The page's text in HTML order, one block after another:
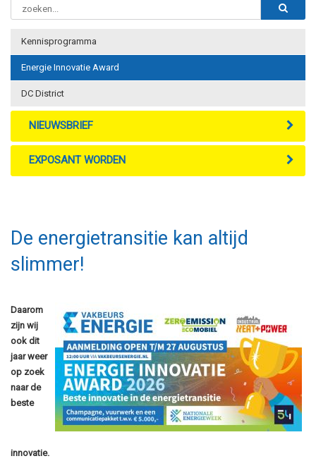
Kennisprogramma
Energie Innovatie Award
DC District
NIEUWSBRIEF
EXPOSANT WORDEN
De energietransitie kan altijd
slimmer!
Daarom
zijn wij
ook dit
jaar weer
op zoek
naar de
beste
innovatie.